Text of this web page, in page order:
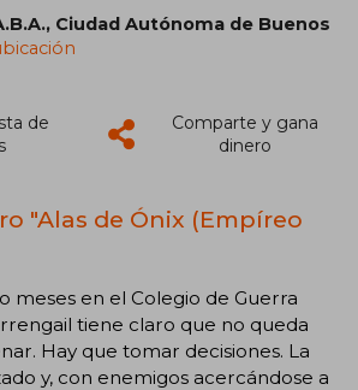
Ciudad Autónoma de Buenos
de
Comparte y gana
dinero
"Alas de Ónix (Empíreo
meses en el Colegio de Guerra
tiene claro que no queda
Hay que tomar decisiones. La
y, con enemigos acercándose a